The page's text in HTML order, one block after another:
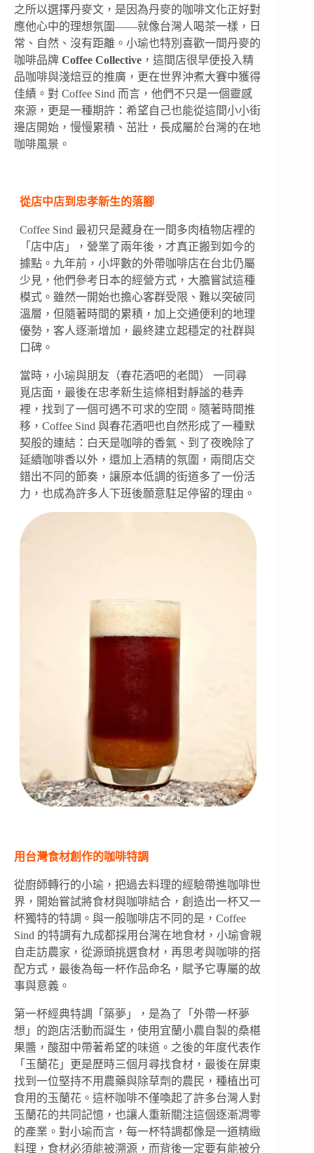
之所以選擇丹麥文，是因為丹麥的咖啡文化正好對
應他心中的理想氛圍——就像台灣人喝茶一樣，日
常、自然、沒有距離。小瑜也特別喜歡一間丹麥的
咖啡品牌 Coffee Collective ，這間店很早便投入精
品咖啡與淺焙豆的推廣，更在世界沖煮大賽中獲得
佳績。對 Coffee Sind 而言，他們不只是一個靈感
來源，更是一種期許：希望自己也能從這間小小街
邊店開始，慢慢累積、茁壯，長成屬於台灣的在地
咖啡風景。
從店中店到忠孝新生的落腳
Coffee Sind 最初只是藏身在一間多肉植物店裡的
「店中店」，營業了兩年後，才真正搬到如今的
據點。九年前，小坪數的外帶咖啡店在台北仍屬
少見，他們參考日本的經營方式，大膽嘗試這種
模式。雖然一開始也擔心客群受限、難以突破同
溫層，但隨著時間的累積，加上交通便利的地理
優勢，客人逐漸增加，最終建立起穩定的社群與
口碑。
當時，小瑜與朋友（春花酒吧的老闆） 一同尋
覓店面，最後在忠孝新生這條相對靜謐的巷弄
裡，找到了一個可遇不可求的空間。隨著時間推
移，Coffee Sind 與春花酒吧也自然形成了一種默
契般的連結：白天是咖啡的香氣、到了夜晚除了
延續咖啡香以外，還加上酒精的氛圍，兩間店交
錯出不同的節奏，讓原本低調的街道多了一份活
力，也成為許多人下班後願意駐足停留的理由。
用台灣食材創作的咖啡特調
從廚師轉行的小瑜，把過去料理的經驗帶進咖啡世
界，開始嘗試將食材與咖啡結合，創造出一杯又一
杯獨特的特調。與一般咖啡店不同的是，Coffee
Sind 的特調有九成都採用台灣在地食材，小瑜會親
自走訪農家，從源頭挑選食材，再思考與咖啡的搭
配方式，最後為每一杯作品命名，賦予它專屬的故
事與意義。
第一杯經典特調「築夢」，是為了「外帶一杯夢
想」的跑店活動而誕生，使用宜蘭小農自製的桑椹
果醬，酸甜中帶著希望的味道。之後的年度代表作
「玉蘭花」更是歷時三個月尋找食材，最後在屏東
找到一位堅持不用農藥與除草劑的農民，種植出可
食用的玉蘭花。這杯咖啡不僅喚起了許多台灣人對
玉蘭花的共同記憶，也讓人重新關注這個逐漸凋零
的產業。對小瑜而言，每一杯特調都像是一道精緻
料理，食材必須能被溯源，而背後一定要有能被分